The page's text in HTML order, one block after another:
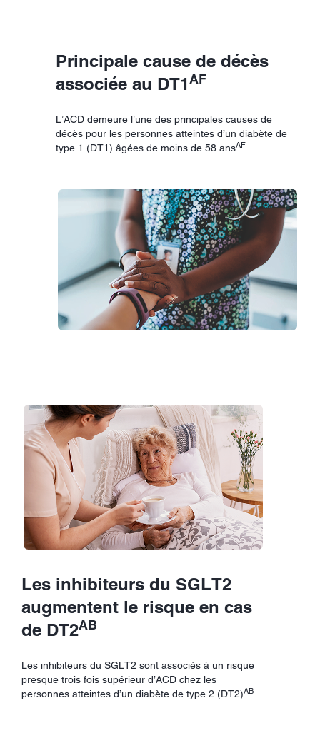
Principale cause de décès
associée au DT1AF
L’ACD demeure l’une des principales causes de
décès pour les personnes atteintes d’un diabète de
type 1 (DT1) âgées de moins de 58 ansAF
Les inhibiteurs du SGLT2
augmentent le risque en cas
de DT2AB
Les inhibiteurs du SGLT2 sont associés à un risque
presque trois fois supérieur d’ACD chez les
personnes atteintes d’un diabète de type 2 (DT2)AB